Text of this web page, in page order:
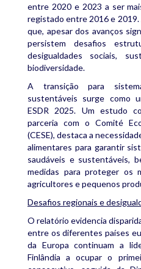
entre 2020 e 2023 a ser
registado entre 2016 e
que, apesar dos avanços
persistem desafios
desigualdades sociais,
biodiversidade.
A transição para
sustentáveis surge como
ESDR 2025. Um estudo
parceria com o Comité
(CESE), destaca a
alimentares para garantir
saudáveis e sustentáveis,
medidas para proteger os
agricultores e pequenos
Desafios regionais e
O relatório evidencia
entre os diferentes países
da Europa continuam a
Finlândia a ocupar o